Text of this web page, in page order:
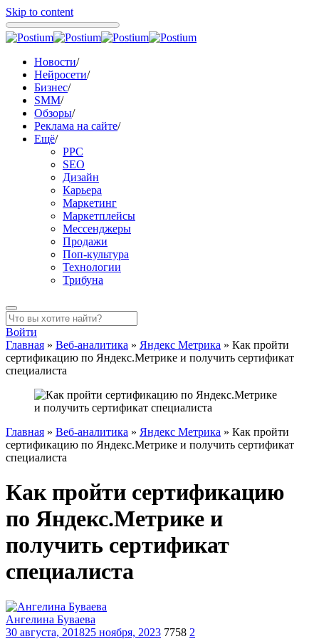
Skip to content
Новости/
Нейросети/
Бизнес/
SMM/
Обзоры/
Реклама на сайте/
Ещё/
PPC
SEO
Дизайн
Карьера
Маркетинг
Маркетплейсы
Мессенджеры
Продажи
Поп-культура
Технологии
Трибуна
Войти
Главная » Веб-аналитика » Яндекс Метрика » Как пройти
сертификацию по Яндекс.Метрике и получить сертификат
специалиста
Главная » Веб-аналитика » Яндекс Метрика » Как пройти
сертификацию по Яндекс.Метрике и получить сертификат
специалиста
Как пройти сертификацию
по Яндекс.Метрике и
получить сертификат
специалиста
Ангелина Буваева
30 августа, 201825 ноября, 2023 7758 2